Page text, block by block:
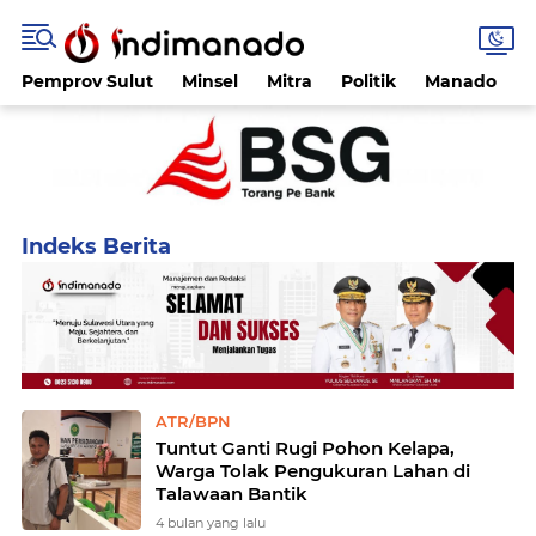
Pemprov Sulut Minsel Mitra Politik Manado
ATR/BPN
Tuntut Ganti Rugi Pohon Kelapa,
Warga Tolak Pengukuran Lahan di
Talawaan Bantik
4 bulan yang lalu